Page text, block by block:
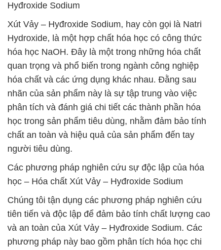
Hyđroxide Sodium
Xút Vảy – Hyđroxide Sodium, hay còn gọi là Natri
Hydroxide, là một hợp chất hóa học có công thức
hóa học NaOH. Đây là một trong những hóa chất
quan trọng và phổ biến trong ngành công nghiệp
hóa chất và các ứng dụng khác nhau. Đằng sau
nhãn của sản phẩm này là sự tập trung vào việc
phân tích và đánh giá chi tiết các thành phần hóa
học trong sản phẩm tiêu dùng, nhằm đảm bảo tính
chất an toàn và hiệu quả của sản phẩm đến tay
người tiêu dùng.
Các phương pháp nghiên cứu sự độc lập của hóa
học – Hóa chất Xút Vảy – Hyđroxide Sodium
Chúng tôi tận dụng các phương pháp nghiên cứu
tiên tiến và độc lập để đảm bảo tính chất lượng cao
và an toàn của Xút Vảy – Hyđroxide Sodium. Các
phương pháp này bao gồm phân tích hóa học chi